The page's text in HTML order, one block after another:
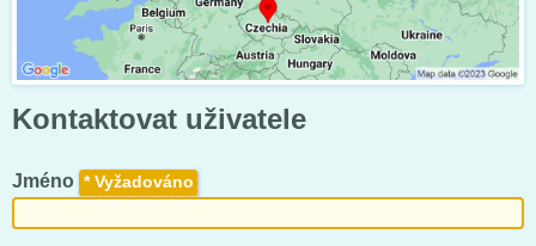
Kontaktovat uživatele
Jméno *